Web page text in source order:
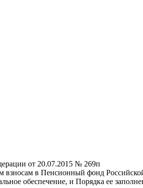
от 20.07.2015 № 269п
в Пенсионный фонд
обеспечение, и Порядка ее